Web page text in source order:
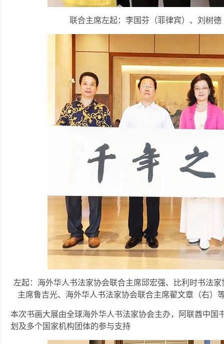
联合主席左起：李国芬（菲律宾）、刘树
左起：海外华人书法家协会联合主席邱宏强、比利时书法
主席鲁吉光、海外华人书法家协会联合主席翟文章（右）
本次书画大展由全球海外华人书法家协会主办，阿联酋中国
划及多个国家机构团体的参与支持